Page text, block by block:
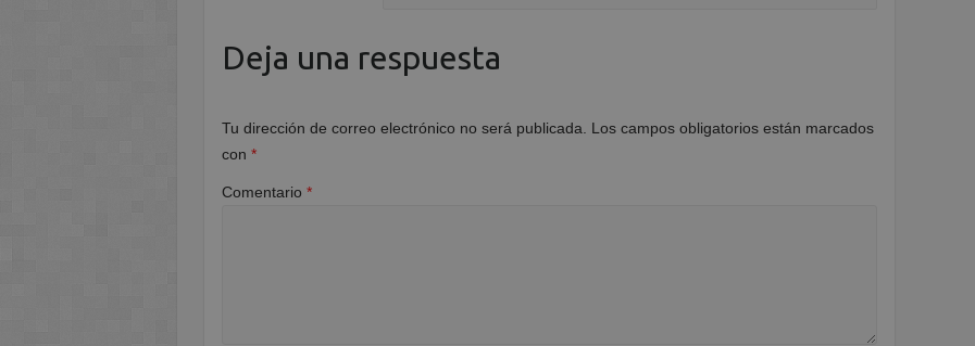
Deja una respuesta
Tu dirección de correo electrónico no será publicada.
Los campos obligatorios están marcados
con*
Comentario*